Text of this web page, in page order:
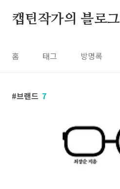
캡틴작가의 블로그
홈 태그 방명록
브랜드 7